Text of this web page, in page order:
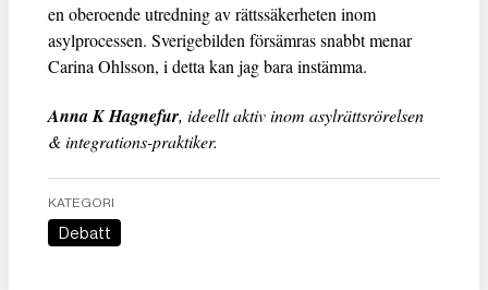
en oberoende utredning av rättssäkerheten inom
asylprocessen. Sverigebilden försämras snabbt menar
Carina Ohlsson, i detta kan jag bara instämma.
Anna K Hagnefur, ideellt aktiv inom asylrättsrörelsen
& integrations-praktiker.
KATEGORI
Debatt